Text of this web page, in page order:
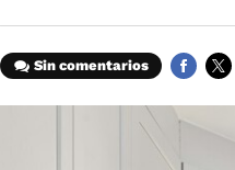
Sin comentarios